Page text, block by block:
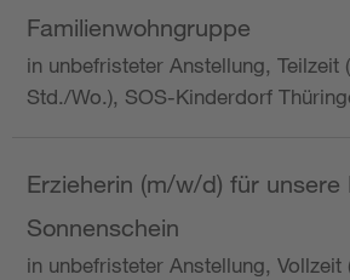
Familienwohngruppe
in unbefristeter Anstellung,
Std./Wo.), SOS-Kinderdorf
Erzieherin (m/w/d) für unsere
Sonnenschein
in unbefristeter Anstellung, Vollzeit